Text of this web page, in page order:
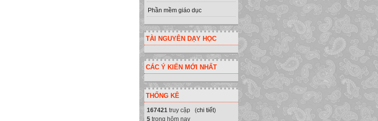
Phần mềm giáo dục
TÀI NGUYÊN DẠY HỌC
CÁC Ý KIẾN MỚI NHẤT
THỐNG KÊ
167421 truy cập (chi tiết)
5 trong hôm nay